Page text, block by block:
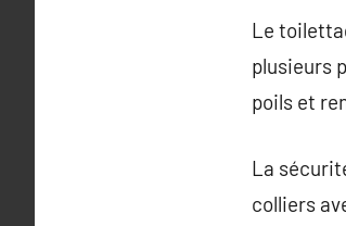
Le
plusieurs
poils et
La
colliers